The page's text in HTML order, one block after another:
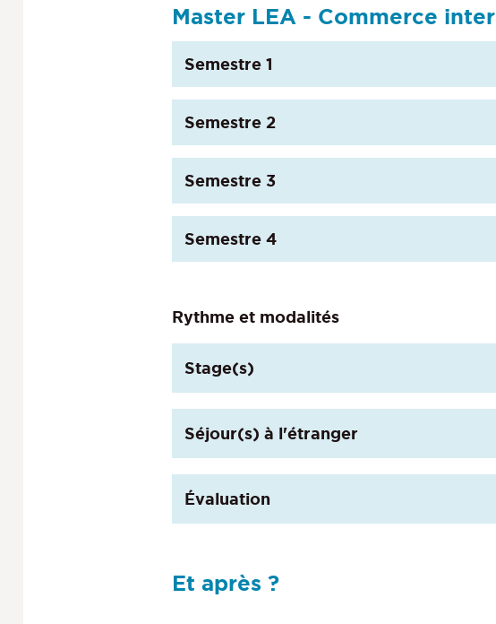
Master LEA - Commerce
Semestre 1
Semestre 2
Semestre 3
Semestre 4
Rythme et modalités
Stage(s)
Séjour(s) à l'étranger
Évaluation
Et après ?